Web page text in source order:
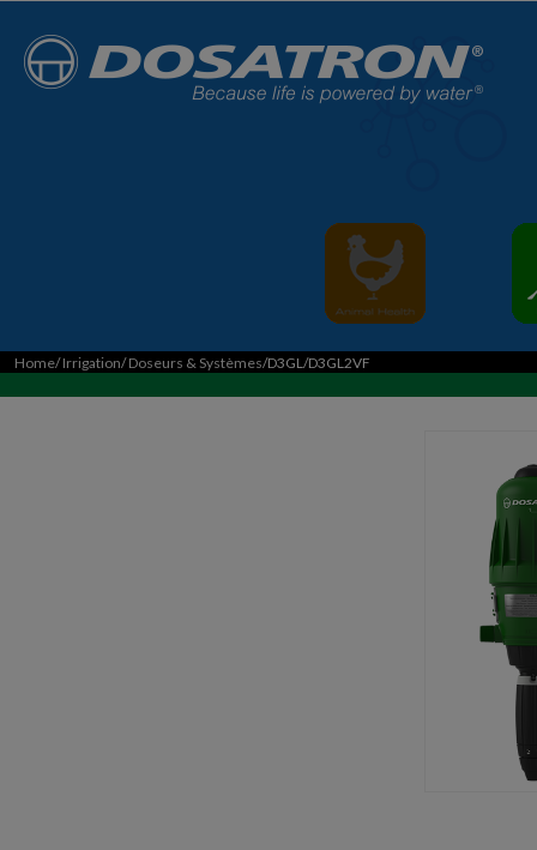
Home/Irrigation/Doseurs & Systèmes/D3GL/D3GL2VF